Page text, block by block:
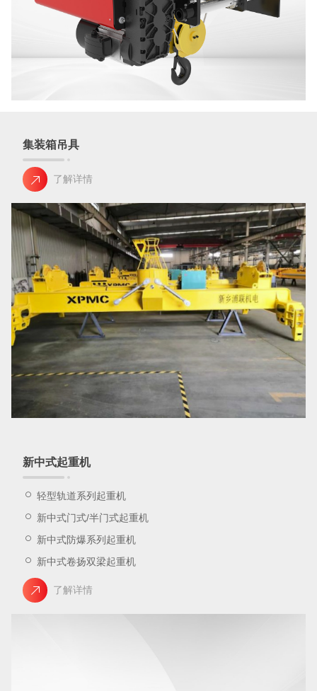
集装箱吊具
了解详情
新中式起重机
轻型轨道系列起重机
新中式门式/半门式起重机
新中式防爆系列起重机
新中式卷扬双梁起重机
了解详情